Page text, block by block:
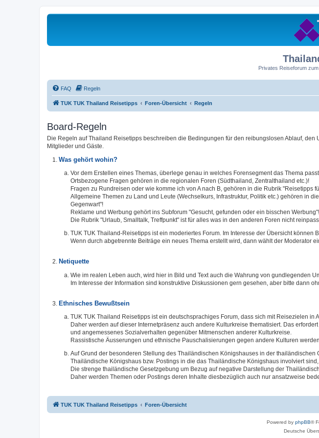
Privates Reiseforum
FAQ Regeln
TUK TUK Thailand Reisetipps Foren-Übersicht Regeln
Board-Regeln
Die Regeln auf Thailand Reisetipps beschreiben die Bedingungen für den reibungslosen Ablauf,
Mitglieder und Gäste.
Was gehört wohin?
Vor dem Erstellen eines Themas, überlege genau in welches Forensegment das Thema
Ortsbezogene Fragen gehören in die regionalen Foren (Südthailand, Zentralthailand etc.)!
Fragen zu Rundreisen oder wie komme ich von A nach B, gehören in die Rubrik "Reisetipps
Allgemeine Themen zu Land und Leute (Wechselkurs, Infrastruktur, Politik etc.) gehören in
Gegenwart"!
Reklame und Werbung gehört ins Subforum "Gesucht, gefunden oder ein bisschen Werbung"!
Die Rubrik "Urlaub, Smalltalk, Treffpunkt" ist für alles was in den anderen Foren nicht
TUK TUK Thailand-Reisetipps ist ein moderiertes Forum. Im Interesse der Übersicht können
Wenn durch abgetrennte Beiträge ein neues Thema erstellt wird, dann wählt der Moderator
Netiquette
Wie im realen Leben auch, wird hier in Bild und Text auch die Wahrung von gundlegenden
Im Interesse der Information sind konstruktive Diskussionen gern gesehen, aber bitte dann
Ethnisches Bewußtsein
TUK TUK Thailand Reisetipps ist ein deutschsprachiges Forum, dass sich mit Reisezielen in
Daher werden auf dieser Internetpräsenz auch andere Kulturkreise thematisiert. Das
und angemessenes Sozialverhalten gegenüber Mitmenschen anderer Kulturkreise.
Rassistische Äusserungen und ethnische Pauschalisierungen gegen andere Kulturen
Auf Grund der besonderen Stellung des Thailändischen Königshauses in der thailändischen
Thailändische Königshaus bzw. Postings in die das Thailändische Königshaus involviert
Die strenge thailändische Gesetzgebung um Bezug auf negative Darstellung der
Daher werden Themen oder Postings deren Inhalte diesbezüglich auch nur ansatzweise
TUK TUK Thailand Reisetipps Foren-Übersicht
Powered by phpBB®
Deutsche